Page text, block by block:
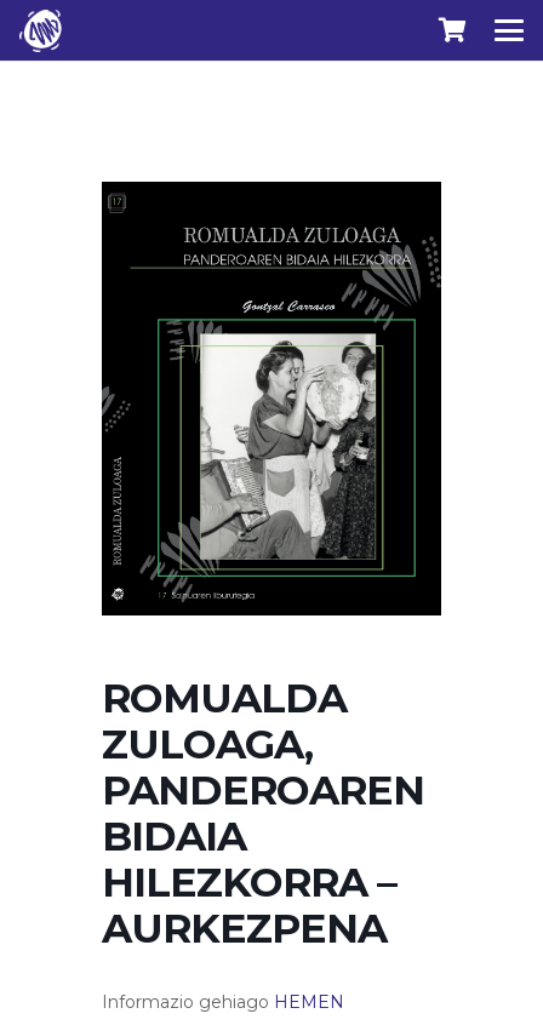
ROMUALDA
ZULOAGA,
PANDEROAREN
BIDAIA
HILEZKORRA –
AURKEZPENA
Informazio gehiago HEMEN